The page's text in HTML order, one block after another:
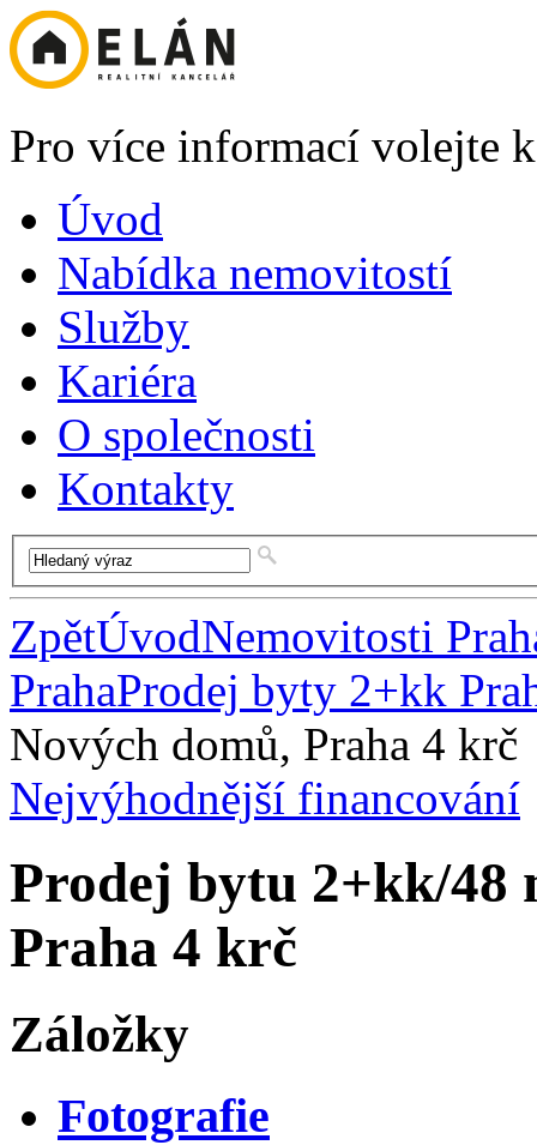
Pro více informací volejte
Úvod
Nabídka nemovitostí
Služby
Kariéra
O společnosti
Kontakty
ZpětÚvodNemovitosti
PrahaProdej byty 2+kk
Nových domů, Praha 4 krč
Nejvýhodnější financování
Prodej bytu 2+kk/48
Praha 4 krč
Záložky
Fotografie